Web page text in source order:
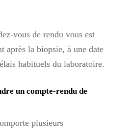
vous de rendu vous est
après la biopsie, à une date
habituels du laboratoire.
un compte-rendu de
plusieurs